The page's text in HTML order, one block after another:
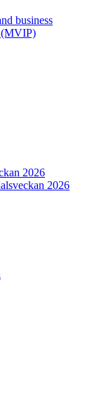
business
(MVIP)
2026
2026